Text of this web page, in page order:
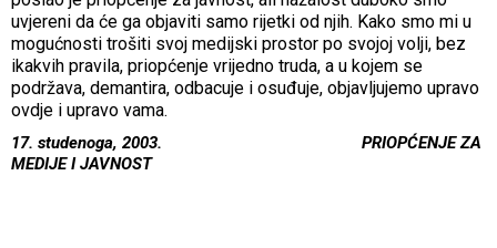
uvjereni da će ga objaviti samo rijetki od njih. Kako smo mi u
mogućnosti trošiti svoj medijski prostor po svojoj volji, bez
ikakvih pravila, priopćenje vrijedno truda, a u kojem se
podržava, demantira, odbacuje i osuđuje, objavljujemo upravo
ovdje i upravo vama.
17. studenoga, 2003.
PRIOPĆENJE ZA
MEDIJE I JAVNOST